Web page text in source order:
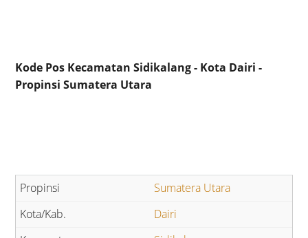
Kode Pos Kecamatan Sidikalang - Kota Dairi -
Propinsi Sumatera Utara
Sumatera Utara
Dairi